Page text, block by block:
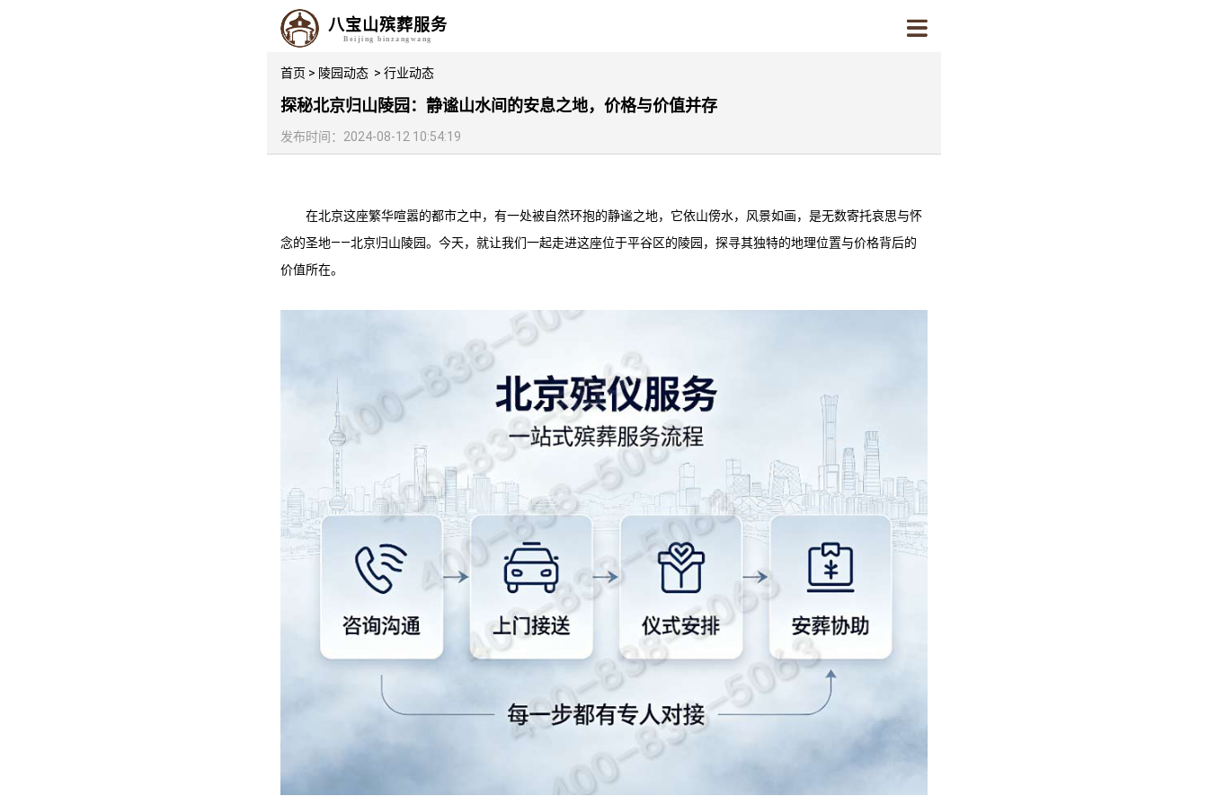
八宝山殡葬服务
Beijing binzangwang
首页 > 陵园动态 > 行业动态
探秘北京归山陵园：静谧山水间的安息之地，价格与价值并存
发布时间：2024-08-12 10:54:19
在北京这座繁华喧嚣的都市之中，有一处被自然环抱的静谧之地，它依山傍水，风景如画，是无数寄托哀思与怀
念的圣地——北京归山陵园。今天，就让我们一起走进这座位于平谷区的陵园，探寻其独特的地理位置与价格背后的
价值所在。